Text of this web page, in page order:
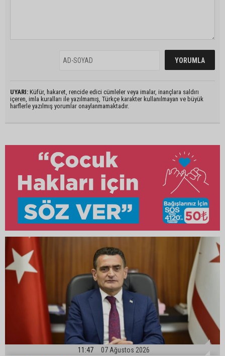
UYARI: Küfür, hakaret, rencide edici cümleler veya imalar, inançlara saldırı
içeren, imla kuralları ile yazılmamış, Türkçe karakter kullanılmayan ve büyük
harflerle yazılmış yorumlar onaylanmamaktadır.
11:47 07 Ağustos 2026